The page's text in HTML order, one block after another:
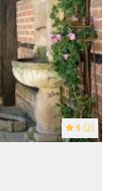
5 (2)